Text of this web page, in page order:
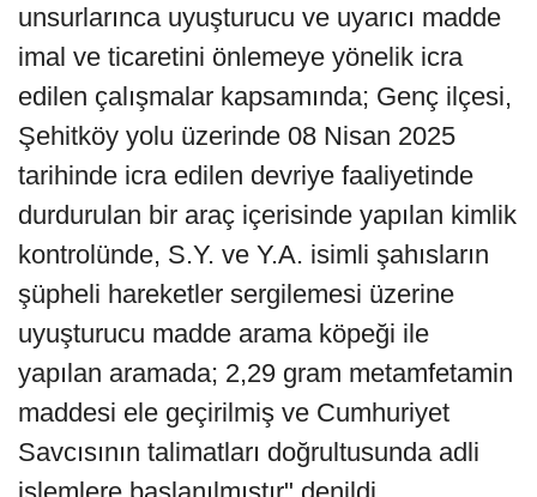
unsurlarınca uyuşturucu ve uyarıcı madde
imal ve ticaretini önlemeye yönelik icra
edilen çalışmalar kapsamında; Genç ilçesi,
Şehitköy yolu üzerinde 08 Nisan 2025
tarihinde icra edilen devriye faaliyetinde
durdurulan bir araç içerisinde yapılan kimlik
kontrolünde, S.Y. ve Y.A. isimli şahısların
şüpheli hareketler sergilemesi üzerine
uyuşturucu madde arama köpeği ile
yapılan aramada; 2,29 gram metamfetamin
maddesi ele geçirilmiş ve Cumhuriyet
Savcısının talimatları doğrultusunda adli